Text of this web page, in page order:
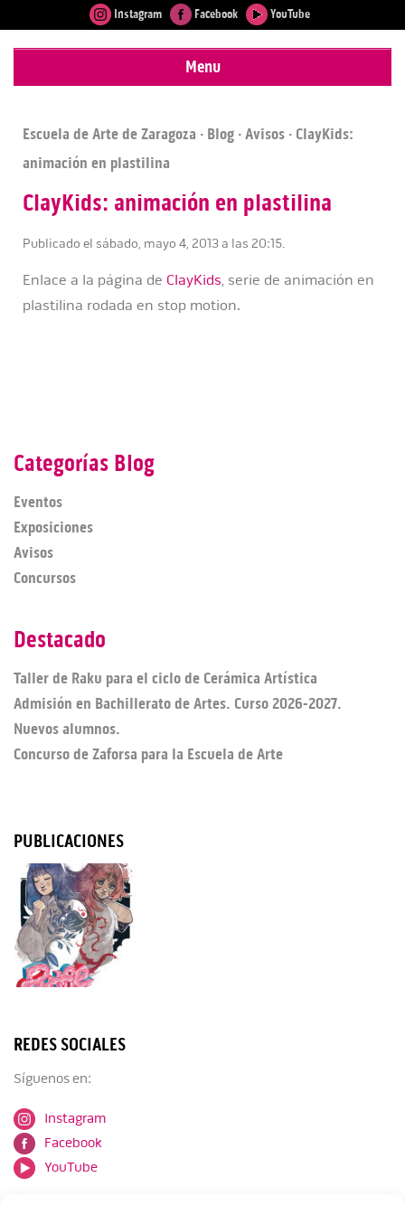
Instagram Facebook YouTube
Menu
Escuela de Arte de Zaragoza · Blog ·Avisos · ClayKids:
animación en plastilina
ClayKids: animación en plastilina
Publicado el sábado, mayo 4, 2013 a las 20:15.
Enlace a la página de ClayKids, serie de animación en
plastilina rodada en stop motion.
Categorías Blog
Eventos
Exposiciones
Avisos
Concursos
Destacado
Taller de Raku para el ciclo de Cerámica Artística
Admisión en Bachillerato de Artes. Curso 2026-2027.
Nuevos alumnos.
Concurso de Zaforsa para la Escuela de Arte
PUBLICACIONES
REDES SOCIALES
Síguenos en:
Instagram
Facebook
YouTube